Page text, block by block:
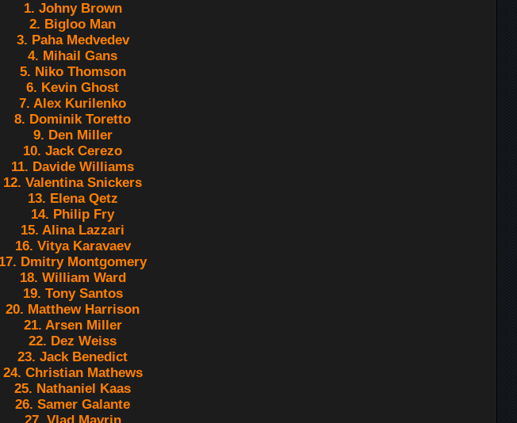
1. Johny Brown
2. Bigloo Man
3. Paha Medvedev
4. Mihail Gans
5. Niko Thomson
6. Kevin Ghost
7. Alex Kurilenko
8. Dominik Toretto
9. Den Miller
10. Jack Cerezo
11. Davide Williams
12. Valentina Snickers
13. Elena Qetz
14. Philip Fry
15. Alina Lazzari
16. Vitya Karavaev
17. Dmitry Montgomery
18. William Ward
19. Tony Santos
20. Matthew Harrison
21. Arsen Miller
22. Dez Weiss
23. Jack Benedict
24. Christian Mathews
25. Nathaniel Kaas
26. Samer Galante